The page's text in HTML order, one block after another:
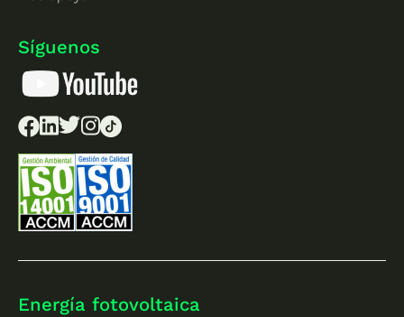
Síguenos
Energía fotovoltaica